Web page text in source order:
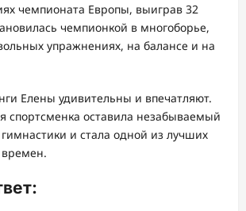
чемпионата Европы, выиграв 32
чемпионкой в многоборье,
упражнениях, на балансе и на
Елены удивительны и впечатляют.
спортсменка оставила незабываемый
и стала одной из лучших
времен.